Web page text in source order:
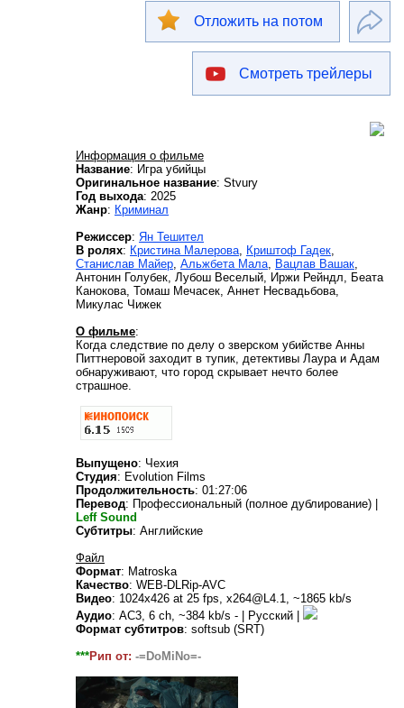
Отложить на потом
Смотреть трейлеры
Информация о фильме
Название: Игра убийцы
Оригинальное название: Stvury
Год выхода: 2025
Жанр: Криминал
Режиссер: Ян Тешител
В ролях: Кристина Малерова, Криштоф Гадек,
Станислав Майер, Альжбета Мала, Вацлав Вашак,
Антонин Голубек, Лубош Веселый, Иржи Рейндл, Беата
Канокова, Томаш Мечасек, Аннет Несвадьбова,
Микулас Чижек
О фильме:
Когда следствие по делу о зверском убийстве Анны
Питтнеровой заходит в тупик, детективы Лаура и Адам
обнаруживают, что город скрывает нечто более
страшное.
Выпущено: Чехия
Студия: Evolution Films
Продолжительность: 01:27:06
Перевод: Профессиональный (полное дублирование) |
Leff Sound
Субтитры: Английские
Файл
Формат: Matroska
Качество: WEB-DLRip-AVC
Видео: 1024x426 at 25 fps, x264@L4.1, ~1865 kb/s
Аудио: AC3, 6 ch, ~384 kb/s - | Русский |
Формат субтитров: softsub (SRT)
***Рип от: -=DoMiNo=-